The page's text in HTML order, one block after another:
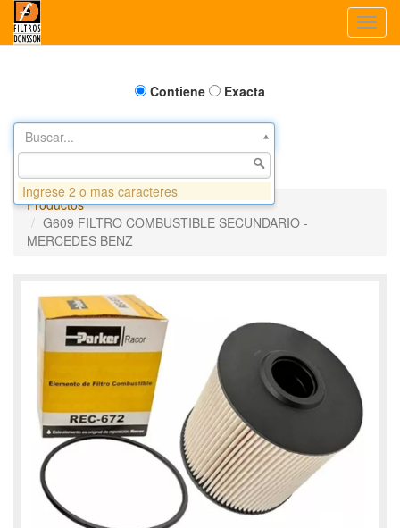
Contiene Exacta
Buscar...
Productos
G609 FILTRO COMBUSTIBLE SECUNDARIO -
MERCEDES BENZ
Ingrese 2 o mas caracteres